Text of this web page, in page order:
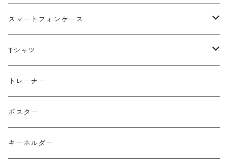
スマートフォンケース
海外
北海道
東北
上信越・尾瀬・日光・北関東
Tシャツ
半袖
コットン
ポリエステル
長袖
Performance Art Wear
トレーナー
ポスター
キーホルダー